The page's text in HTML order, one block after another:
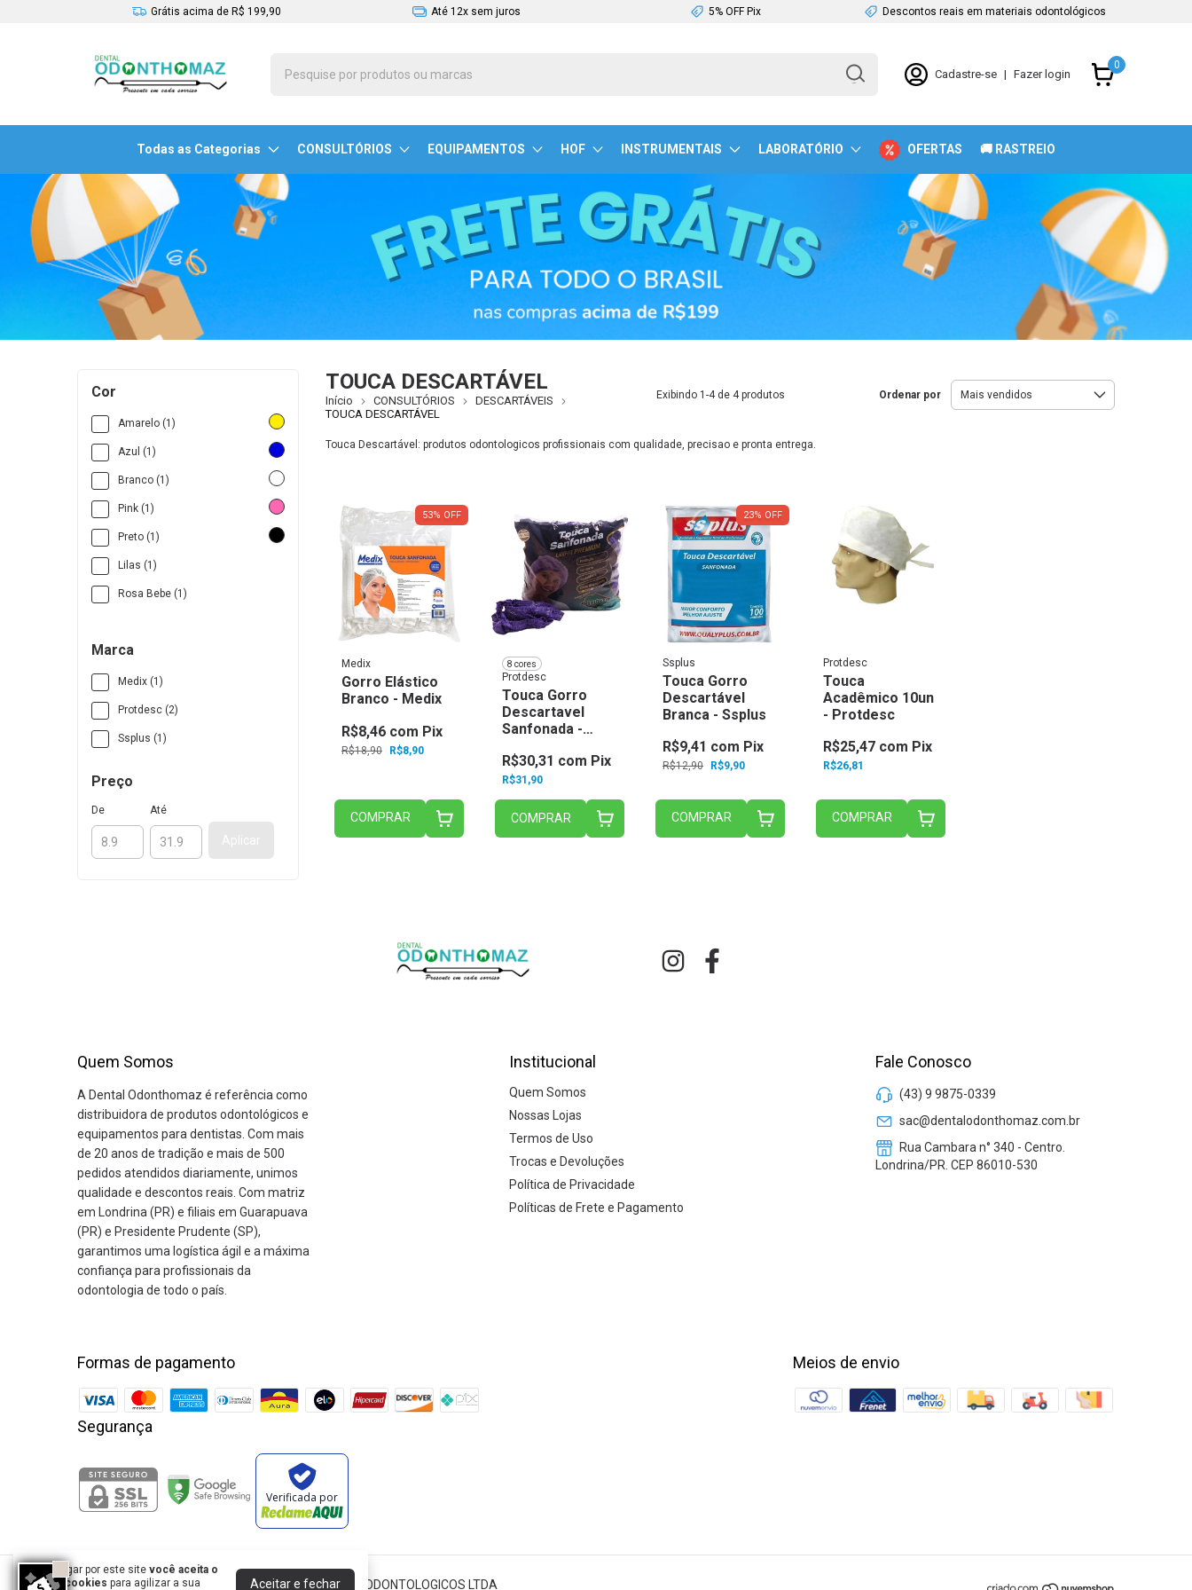
Grátis acima de R$ 199,90 Até 12x sem juros 5% OFF Pix Descontos reais em materiais odontológicos
Cadastre-se | Fazer login
0
Todas as Categorias CONSULTÓRIOS EQUIPAMENTOS HOF INSTRUMENTAIS LABORATÓRIO OFERTAS 🚚 RASTREIO
Ao navegar por este site você aceita o
uso de cookies para agilizar a sua Aceitar e fechar
Cor
Amarelo (1)
Azul (1)
Branco (1)
Pink (1)
Preto (1)
Lilas (1)
Rosa Bebe (1)
Marca
Medix (1)
Protdesc (2)
Ssplus (1)
Preço
De Até
Aplicar
TOUCA DESCARTÁVEL
Início CONSULTÓRIOS
DESCARTÁVEIS
TOUCA DESCARTÁVEL
Exibindo 1-4 de 4 produtos Ordenar por
Touca Descartável: produtos odontologicos profissionais com qualidade, precisao e pronta entrega.
53% OFF
Medix
Gorro Elástico
Branco - Medix
R$18,90 R$8,90
R$8,46 com Pix
COMPRAR
8 cores
Protdesc
Touca Gorro
Descartavel
Sanfonada -
R$31,90
R$30,31 com Pix
COMPRAR
23% OFF
Ssplus
Touca Gorro
Descartável
Branca - Ssplus
R$12,90 R$9,90
R$9,41 com Pix
COMPRAR
Protdesc
Touca
Acadêmico 10un
- Protdesc
R$26,81
R$25,47 com Pix
COMPRAR
Quem Somos
A Dental Odonthomaz é referência como
distribuidora de produtos odontológicos e
equipamentos para dentistas. Com mais
de 20 anos de tradição e mais de 500
pedidos atendidos diariamente, unimos
qualidade e descontos reais. Com matriz
em Londrina (PR) e filiais em Guarapuava
(PR) e Presidente Prudente (SP),
garantimos uma logística ágil e a máxima
confiança para profissionais da
odontologia de todo o país.
Institucional
Quem Somos
Nossas Lojas
Termos de Uso
Trocas e Devoluções
Política de Privacidade
Políticas de Frete e Pagamento
Fale Conosco
(43) 9 9875-0339
sac@dentalodonthomaz.com.br
Rua Cambara n° 340 - Centro.
Londrina/PR. CEP 86010-530
Formas de pagamento Meios de envio
Segurança
Verificada por
DENTAL ODONTHOMAZ COMERCIO DE PRODUTOS ODONTOLOGICOS LTDA